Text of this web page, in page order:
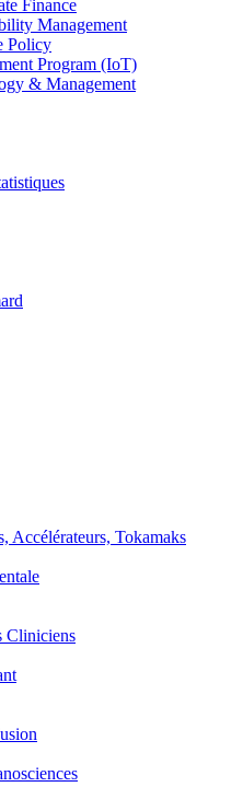
Finance
Management
Policy
Program (IoT)
& Management
Accélérateurs, Tokamaks
Cliniciens